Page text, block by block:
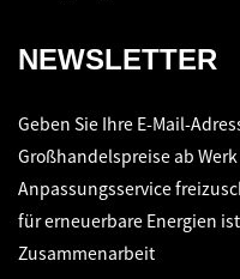
NEWSLETTER
Geben Sie Ihre E-Mail-
Großhandelspreise ab
Anpassungsservice
für erneuerbare Energien
Zusammenarbeit